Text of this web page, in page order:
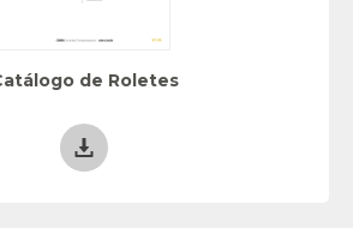
de Roletes